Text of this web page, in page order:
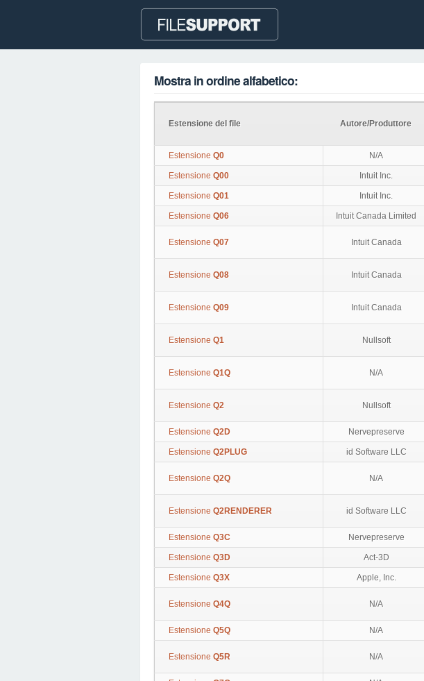
Mostra in ordine alfabetico:
Estensione del file Autore/Produttore
Estensione Q0 N/A
Estensione Q00 Intuit Inc.
Estensione Q01 Intuit Inc.
Estensione Q06 Intuit Canada Limited
Estensione Q07 Intuit Canada
Estensione Q08 Intuit Canada
Estensione Q09 Intuit Canada
Estensione Q1 Nullsoft
Estensione Q1Q N/A
Estensione Q2 Nullsoft
Estensione Q2D Nervepreserve
Estensione Q2PLUG id Software LLC
Estensione Q2Q N/A
Estensione Q2RENDERER id Software LLC
Estensione Q3C Nervepreserve
Estensione Q3D Act-3D
Estensione Q3X Apple, Inc.
Estensione Q4Q N/A
Estensione Q5Q N/A
Estensione Q5R N/A